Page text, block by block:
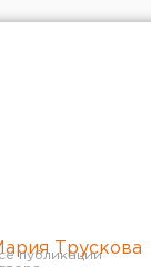
Трускова